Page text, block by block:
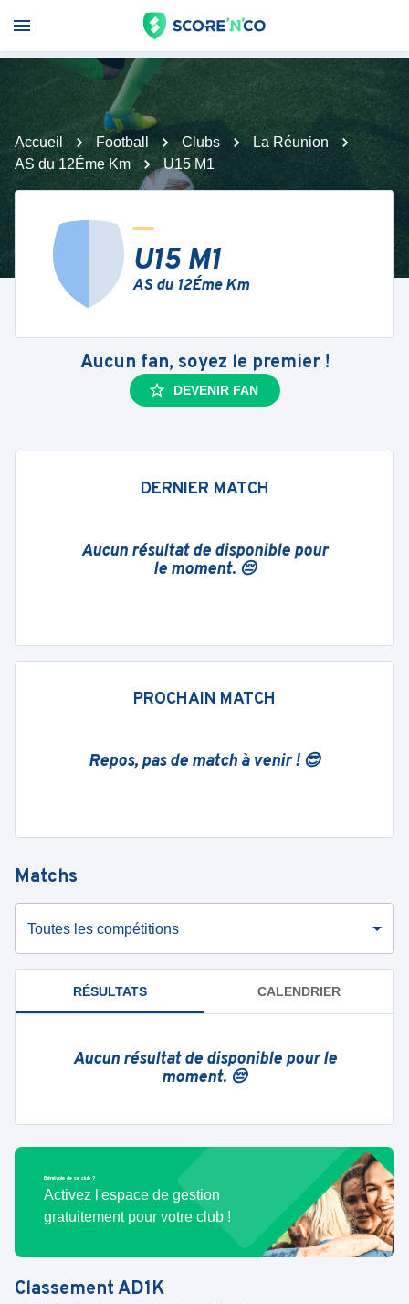
Accueil Football Clubs
La Réunion
AS du 12Éme Km
U15 M1
U15 M1
AS du 12Éme Km
Aucun fan, soyez le premier !
DEVENIR FAN
DERNIER MATCH
Aucun résultat de disponible pour
le moment. 😔
PROCHAIN MATCH
Repos, pas de match à venir ! 😎
Matchs
Toutes les compétitions
RÉSULTATS CALENDRIER
Aucun résultat de disponible pour le
moment. 😔
Bénévole de ce club ?
Activez l'espace de gestion
gratuitement pour votre club !
ClassementAD1K